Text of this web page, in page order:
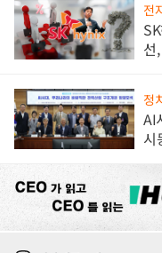
전
선
정
AI
시